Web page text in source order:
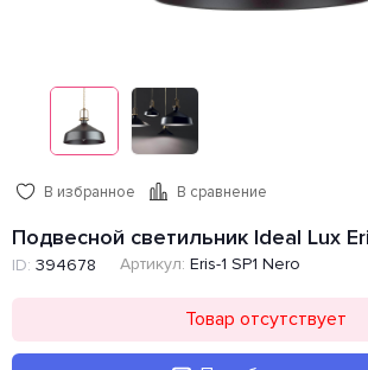
В избранное В сравнение
Подвесной светильник Ideal Lux
ID: 394678 Артикул: Eris-1 SP1 Nero
Товар отсутствует